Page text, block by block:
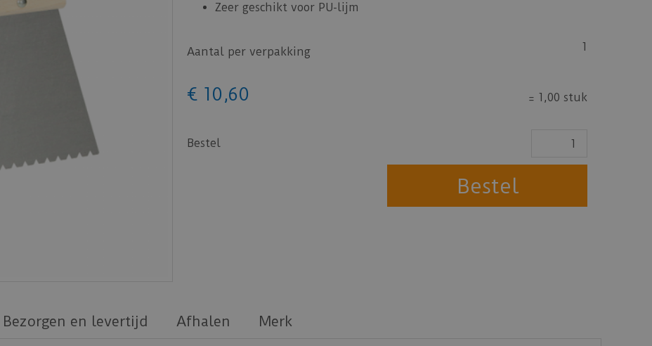
Zeer geschikt voor PU-lijm
Aantal per verpakking 1
€ 10 ,60 = 1,00 stuk
Bestel
Bezorgen en levertijd Afhalen Merk